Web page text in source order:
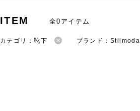
ITEM 全0アイテム
カテゴリ：靴下 ブランド：Stilmoda